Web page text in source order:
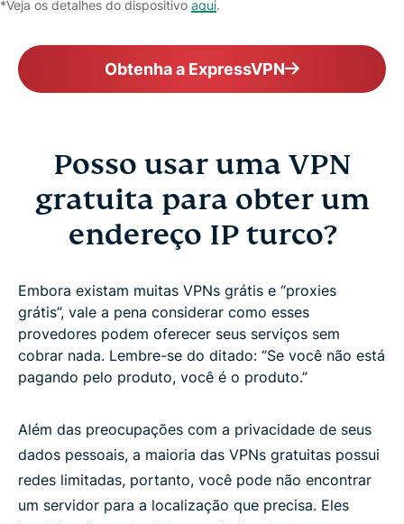
*Veja os detalhes do dispositivo aqui.
Obtenha a ExpressVPN
Posso usar uma VPN
gratuita para obter um
endereço IP turco?
Embora existam muitas VPNs grátis e “proxies
grátis”, vale a pena considerar como esses
provedores podem oferecer seus serviços sem
cobrar nada. Lembre-se do ditado: “Se você não está
pagando pelo produto, você é o produto.”
Além das preocupações com a privacidade de seus
dados pessoais, a maioria das VPNs gratuitas possui
redes limitadas, portanto, você pode não encontrar
um servidor para a localização que precisa. Eles